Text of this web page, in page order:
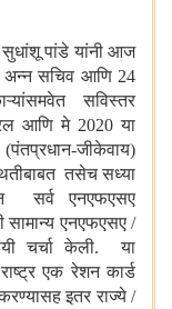
सुधांशू पांडे यांनी आज
अन्न सचिव आणि 24
सविस्तर
आणि मे 2020 या
(पंतप्रधान-जीकेवाय)
तसेच सध्या
सर्व एनएफएसए
सामान्य एनएफएसए /
चर्चा केली. या
एक रेशन कार्ड
इतर राज्ये /